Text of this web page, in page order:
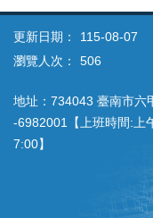
更新日期：
115-08-07
瀏覽人次：
506
地址：734043 臺南市六
‐6982001【上班時間:上
7:00】